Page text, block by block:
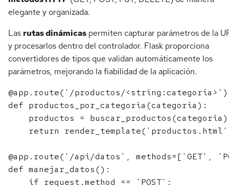
elegante y organizada.
Las rutas dinámicas permiten capturar parámetros de la
y procesarlos dentro del controlador. Flask proporciona
convertidores de tipos que validan automáticamente los
parámetros, mejorando la fiabilidad de la aplicación.
@app.route('/productos/<string:categoria>')
def productos_por_categoria(categoria):
    productos = buscar_productos(categoria)
return
@app.route('/api/datos', methods=['GET',
def manejar_datos():
    if request.method == 'POST':